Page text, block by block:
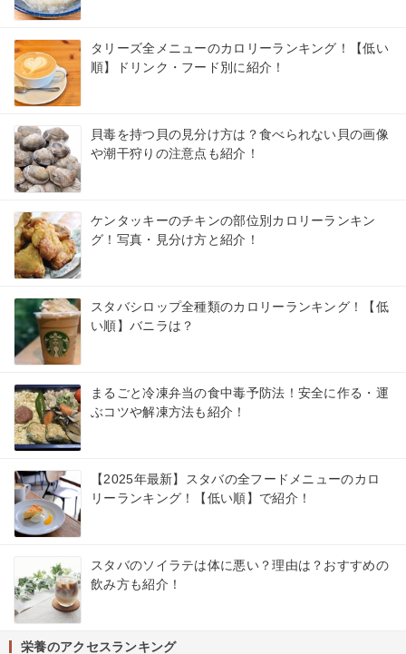
タリーズ全メニューのカロリーランキング！【低い
順】ドリンク・フード別に紹介！
貝毒を持つ貝の見分け方は？食べられない貝の画像
や潮干狩りの注意点も紹介！
ケンタッキーのチキンの部位別カロリーランキン
グ！写真・見分け方と紹介！
スタバシロップ全種類のカロリーランキング！【低
い順】バニラは？
まるごと冷凍弁当の食中毒予防法！安全に作る・運
ぶコツや解凍方法も紹介！
【2025年最新】スタバの全フードメニューのカロ
リーランキング！【低い順】で紹介！
スタバのソイラテは体に悪い？理由は？おすすめの
飲み方も紹介！
栄養のアクセスランキング